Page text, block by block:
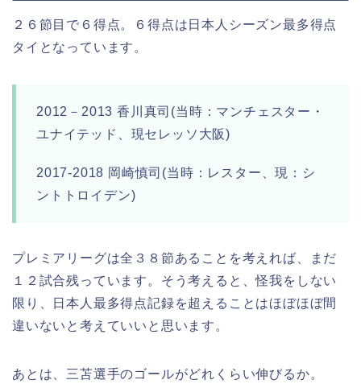
２６節目で６得点。６得点は日本人シーズン最多得点
タイとなっています。
2012－2013 香川真司(当時：マンチェスター・
ユナイテッド、現セレッソ大阪)
2017-2018 岡崎慎司(当時：レスター、現：シ
ントトロイデン)
プレミアリーグは全３８節あることを考えれば、まだ
１２試合残っています。そう考えると、怪我をしない
限り、日本人最多得点記録を超えることはほぼほぼ間
違いないと考えていいと思います。
あとは、三苫選手のゴールがどれくらい伸びるか。